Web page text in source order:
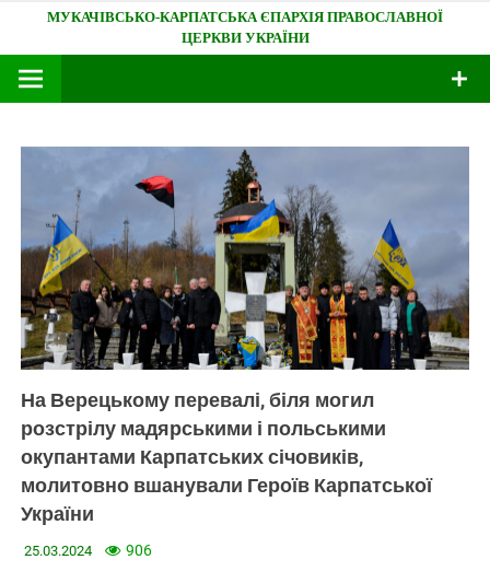
content
Мукачівсько-Карпатська єпархія
На Верецькому перевалі, біля могил
розстрілу мадярськими і польськими
окупантами Карпатських січовиків,
молитовно вшанували Героїв Карпатської
України
25.03.2024 906